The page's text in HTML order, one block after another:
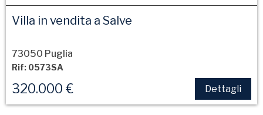
Villa in vendita a Salve
73050 Puglia
Rif: 0573SA
320.000 € Dettagli